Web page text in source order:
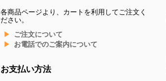
各商品ページより、カートを利用してご注文く
ださい。
ご注文について
お電話でのご案内について
お支払い方法